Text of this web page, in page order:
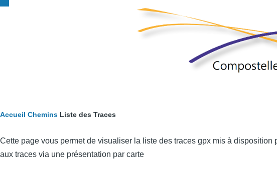
Fil
d'Ariane
Accueil Chemins Liste des Traces
Cette page vous permet de visualiser la liste des traces gpx mis à
aux traces via une présentation par carte